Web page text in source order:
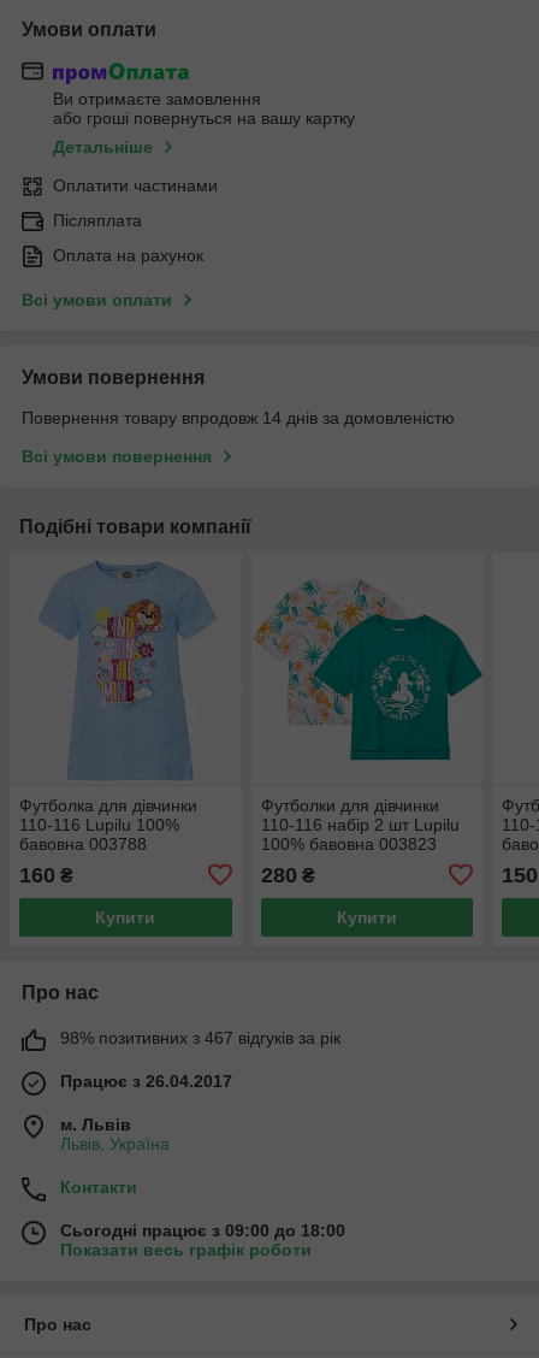
Умови оплати
Ви отримаєте замовлення
або гроші повернуться на вашу картку
Детальніше
Оплатити частинами
Післяплата
Оплата на рахунок
Всі умови оплати
Умови повернення
Повернення товару впродовж 14 днів за домовленістю
Всі умови повернення
Подібні товари компанії
Футболка для дівчинки
110-116 Lupilu 100%
бавовна 003788
160 ₴
Купити
Футболки для дівчинки
110-116 набір 2 шт Lupilu
100% бавовна 003823
280 ₴
Купити
150
Про нас
98% позитивних з 467 відгуків за рік
Працює з 26.04.2017
м. Львів
Львів, Україна
Контакти
Сьогодні працює з 09:00 до 18:00
Показати весь графік роботи
Про нас